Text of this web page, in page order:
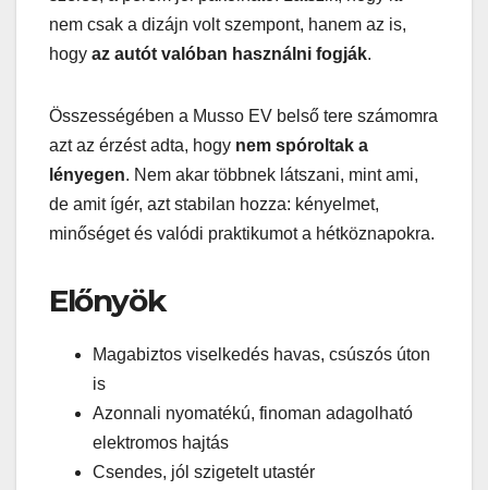
nem csak a dizájn volt szempont, hanem az is,
hogy az autót valóban használni fogják.
Összességében a Musso EV belső tere számomra
azt az érzést adta, hogy nem spóroltak a
lényegen. Nem akar többnek látszani, mint ami,
de amit ígér, azt stabilan hozza: kényelmet,
minőséget és valódi praktikumot a hétköznapokra.
Előnyök
Magabiztos viselkedés havas, csúszós úton
is
Azonnali nyomatékú, finoman adagolható
elektromos hajtás
Csendes, jól szigetelt utastér